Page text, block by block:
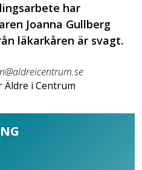
har
Joanna Gullberg
läkarkåren är svagt.
i Centrum